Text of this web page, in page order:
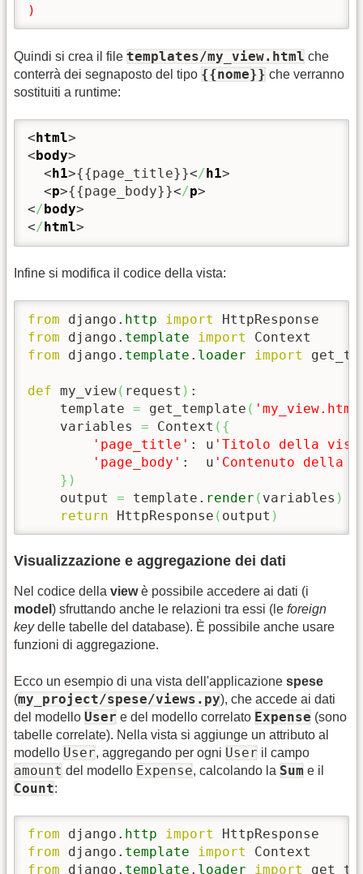
)
Quindi si crea il file templates/my_view.html che
conterrà dei segnaposto del tipo {{nome}} che verranno
sostituiti a runtime:
< html>
< body>
< h1>{{page_title}}</ h1>
<p>{{page_body}}</p>
</ body>
</ html>
Infine si modifica il codice della vista:
from django. http import
from django. template import
from django. template . loader import
def my_view( request ) :
    template
= get_template (
    variables
= Context ( {
'page_title' : u 'Titolo della
'page_body' :  u 'Contenuto della
} )
    output
= template. render ( variables )
return HttpResponse ( output )
Visualizzazione e aggregazione dei dati
Nel codice della viewè possibile accedere ai dati (i
model ) sfruttando anche le relazioni tra essi (le foreign
keydelle tabelle del database). È possibile anche usare
funzioni di aggregazione.
Ecco un esempio di una vista dell'applicazione spese
(my_project/spese/views.py), che accede ai dati
del modello User e del modello correlato Expense (sono
tabelle correlate). Nella vista si aggiunge un attributo al
modello User, aggregando per ogni User il campo
amount del modello Expense, calcolando la Sum e il
Count:
from django. http import
from django. template import
from django. template . loader import